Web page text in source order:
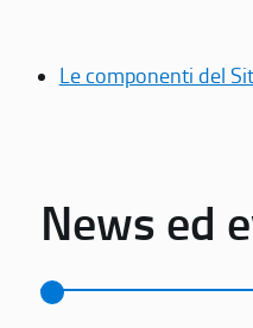
Le componenti del
News ed